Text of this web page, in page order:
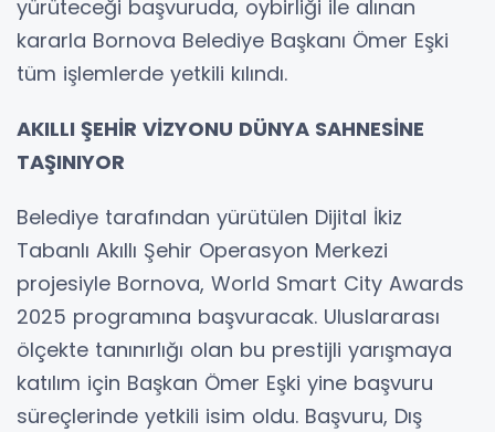
yürüteceği başvuruda, oybirliği ile alınan
kararla Bornova Belediye Başkanı Ömer Eşki
tüm işlemlerde yetkili kılındı.
AKILLI ŞEHİR VİZYONU DÜNYA SAHNESİNE
TAŞINIYOR
Belediye tarafından yürütülen Dijital İkiz
Tabanlı Akıllı Şehir Operasyon Merkezi
projesiyle Bornova, World Smart City Awards
2025 programına başvuracak. Uluslararası
ölçekte tanınırlığı olan bu prestijli yarışmaya
katılım için Başkan Ömer Eşki yine başvuru
süreçlerinde yetkili isim oldu. Başvuru, Dış